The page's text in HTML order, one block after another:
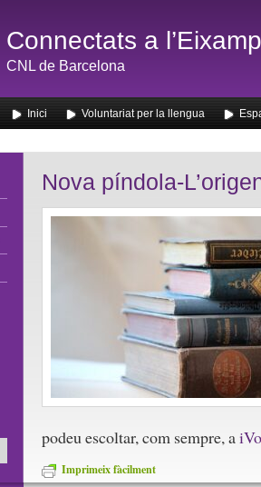
Connectats a
CNL de Barcelona
Inici Voluntariat per la llengua
Nova píndola-
podeu escoltar, com sempre, a
Imprimeix fàcilment